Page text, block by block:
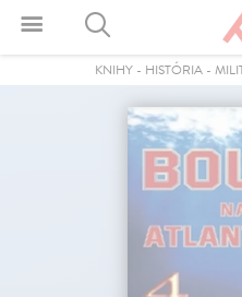
KNIHY - HISTÓRIA -